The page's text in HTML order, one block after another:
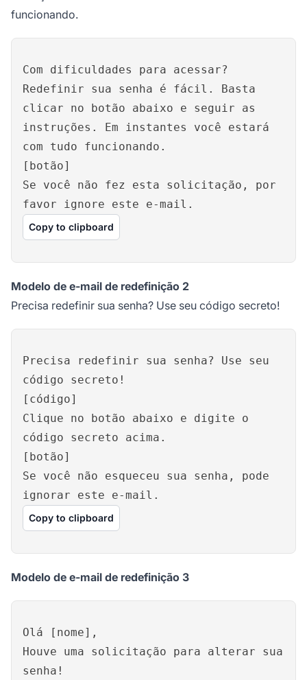
funcionando.
Com dificuldades para acessar?
Redefinir sua senha é fácil. Basta
clicar no botão abaixo e seguir as
instruções. Em instantes você estará
com tudo funcionando.
[botão]
Se você não fez esta solicitação, por
favor ignore este e-mail.
Copy to clipboard
Modelo de e-mail de redefinição 2
Precisa redefinir sua senha? Use seu código secreto!
Precisa redefinir sua senha? Use seu
código secreto!
[código]
Clique no botão abaixo e digite o
código secreto acima.
[botão]
Se você não esqueceu sua senha, pode
ignorar este e-mail.
Copy to clipboard
Modelo de e-mail de redefinição 3
Olá [nome],
Houve uma solicitação para alterar sua
senha!